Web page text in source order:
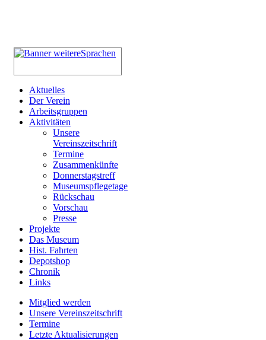
Aktuelles
Der Verein
Arbeitsgruppen
Aktivitäten
Unsere
Vereinszeitschrift
Termine
Zusammenkünfte
Donnerstagstreff
Museumspflegetage
Rückschau
Vorschau
Presse
Projekte
Das Museum
Hist. Fahrten
Depotshop
Chronik
Links
Mitglied werden
Unsere Vereinszeitschrift
Termine
Letzte Aktualisierungen